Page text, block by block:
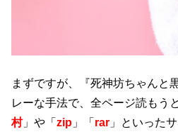
まずですが、『死神坊ちゃんと
レーな手法で、全ページ読もう
村」や「zip 」「rar 」といった